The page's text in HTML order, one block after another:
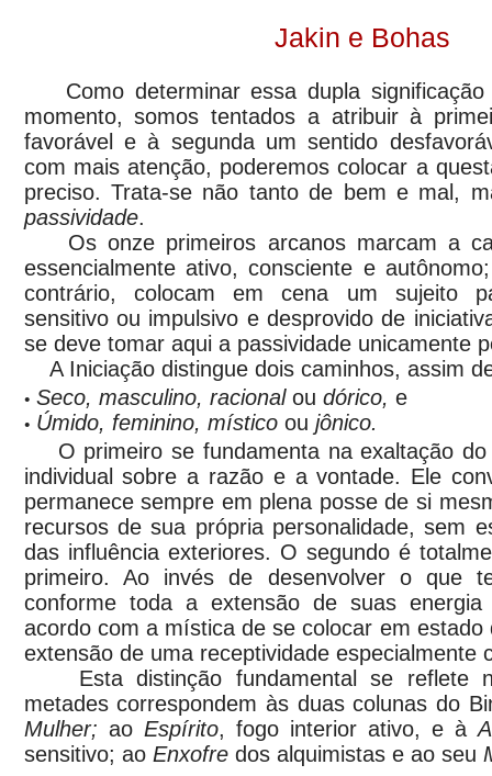
Jakin e Bohas
Como determinar essa dupla significação
momento, somos tentados a atribuir à
favorável e à segunda um sentido
com mais atenção, poderemos colocar a
preciso. Trata-se não tanto de bem e mal,
passividade.
Os onze primeiros arcanos marcam a
essencialmente ativo, consciente e
contrário, colocam em cena um sujeito
sensitivo ou impulsivo e desprovido de
se deve tomar aqui a passividade unicamente
A Iniciação distingue dois caminhos, assim
•Seco, masculino, racionalou dórico, e
•Úmido, feminino, místicoou jônico.
O primeiro se fundamenta na exaltação do
individual sobre a razão e a vontade. Ele
permanece sempre em plena posse de si
recursos de sua própria personalidade, sem
das influência exteriores. O segundo é
primeiro. Ao invés de desenvolver o
conforme toda a extensão de suas
acordo com a mística de se colocar em
extensão de uma receptividade especialmente
Esta distinção fundamental se reflete
metades correspondem às duas colunas do
Mulher; ao Espírito, fogo interior ativo, e à
sensitivo; ao Enxofredos alquimistas e ao seu